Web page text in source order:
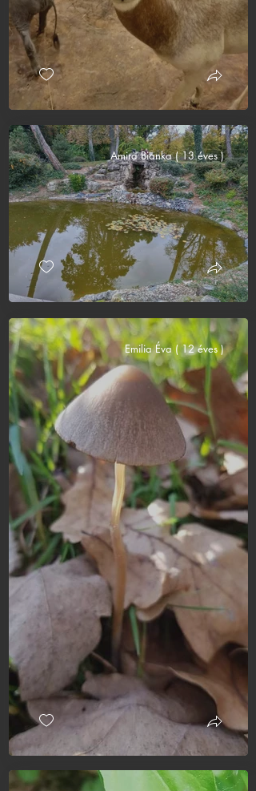
Amira Bianka ( 13 éves )
Emilia Éva ( 12 éves )